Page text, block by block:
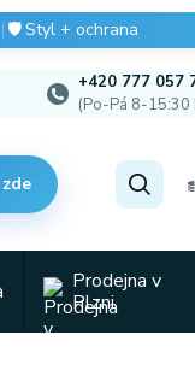
🛡️Styl + ochrana
+420 777 057
(Po-Pá 8-15:30
Prodejna v
Plzni